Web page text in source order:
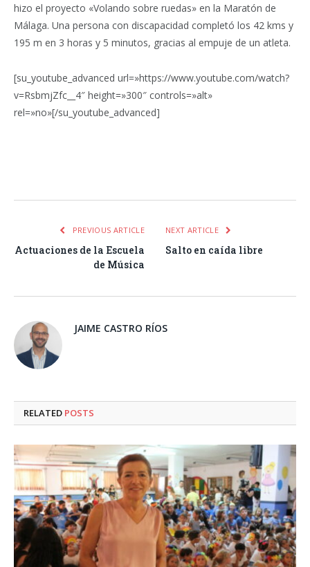
hizo el proyecto «Volando sobre ruedas» en la Maratón de
Málaga. Una persona con discapacidad completó los 42 kms y
195 m en 3 horas y 5 minutos, gracias al empuje de un atleta.
[su_youtube_advanced url=»https://www.youtube.com/watch?
v=RsbmjZfc__4″ height=»300″ controls=»alt»
rel=»no»[/su_youtube_advanced]
PREVIOUS ARTICLE
Actuaciones de la Escuela
de Música
NEXT ARTICLE
Salto en caída libre
JAIME CASTRO RÍOS
RELATED POSTS